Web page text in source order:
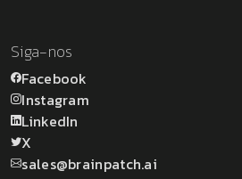
Siga-nos
Facebook
Instagram
LinkedIn
X
sales@brainpatch.ai